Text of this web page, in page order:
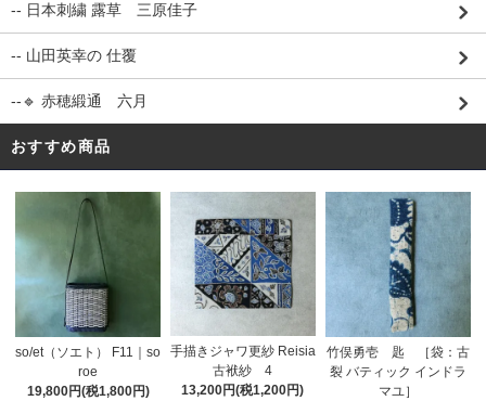
-- 日本刺繍 露草 三原佳子
-- 山田英幸の 仕覆
--🔹 赤穂緞通 六月
おすすめ商品
so/et（ソエト） F11｜so
roe
19,800円(税1,800円)
手描きジャワ更紗 Reisia
古袱紗 4
13,200円(税1,200円)
竹俣勇壱 匙 ［袋：古
裂 バティック インドラ
マユ］